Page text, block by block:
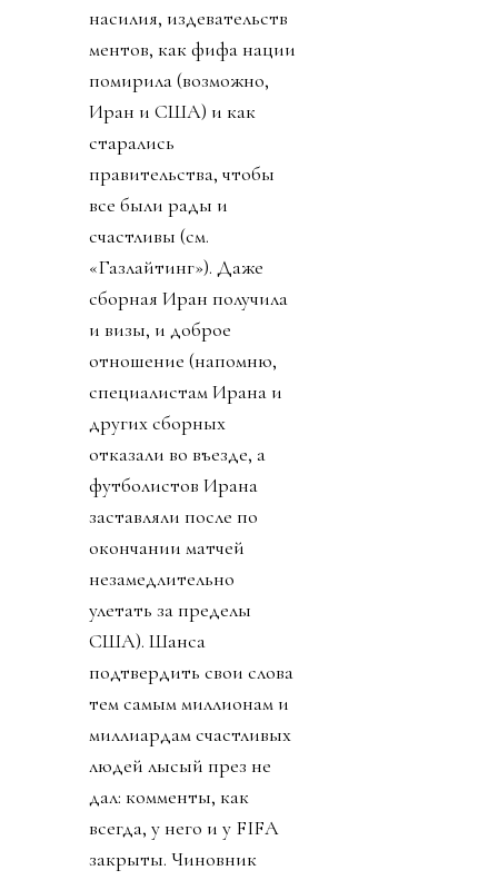
насилия, издевательств
ментов, как фифа нации
помирила (возможно,
Иран и США) и как
старались
правительства, чтобы
все были рады и
счастливы (см.
«Газлайтинг»). Даже
сборная Иран получила
и визы, и доброе
отношение (напомню,
специалистам Ирана и
других сборных
отказали во въезде, а
футболистов Ирана
заставляли после по
окончании матчей
незамедлительно
улетать за пределы
США). Шанса
подтвердить свои слова
тем самым миллионам и
миллиардам счастливых
людей лысый през не
дал: комменты, как
всегда, у него и у FIFA
закрыты. Чиновник